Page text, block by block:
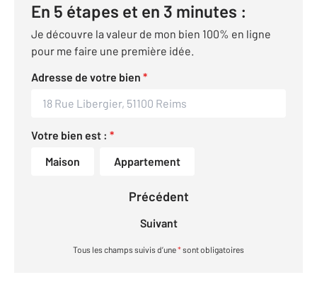
En 5 étapes et en 3 minutes :
Je découvre la valeur de mon bien 100% en ligne
pour me faire une première idée.
Adresse de votre bien *
Votre bien est : *
Maison
Appartement
Précédent
Suivant
Tous les champs suivis d’une*sont obligatoires